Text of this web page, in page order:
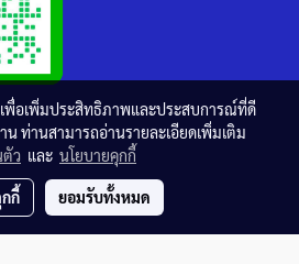
เพื่อเพิ่มประสิทธิภาพและประสบการณ์ที่ดี
น ท่านสามารถอ่านรายละเอียดเพิ่มเติม
ว และ นโยบายคุกกี้
กี้ ยอมรับทั้งหมด